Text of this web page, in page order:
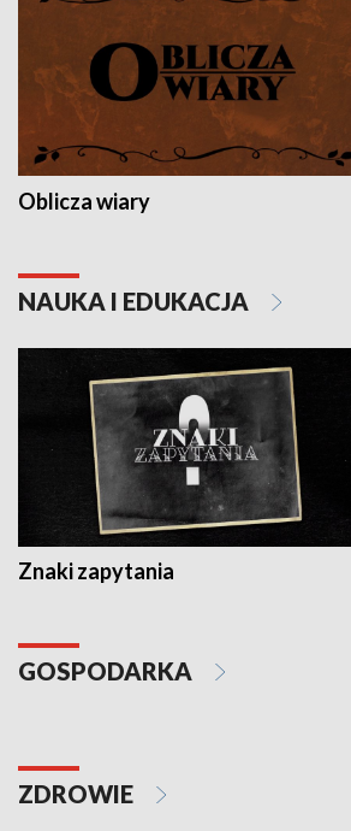
Oblicza wiary
NAUKA I EDUKACJA
Znaki zapytania
GOSPODARKA
ZDROWIE